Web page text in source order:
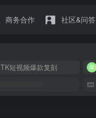
商务合作 社区&问答
TK短视频爆款复刻